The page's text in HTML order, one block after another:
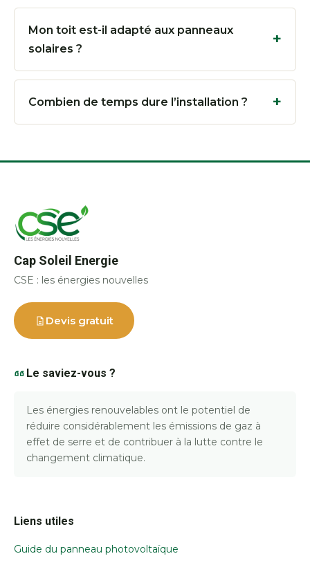
Mon toit est-il adapté aux panneaux
solaires ?
Combien de temps dure l’installation ?
Cap Soleil Energie
CSE : les énergies nouvelles
Devis gratuit
Le saviez-vous ?
Les énergies renouvelables ont le potentiel de
réduire considérablement les émissions de gaz à
effet de serre et de contribuer à la lutte contre le
changement climatique.
Liens utiles
Guide du panneau photovoltaïque